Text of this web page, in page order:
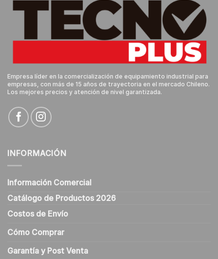
Empresa líder en la comercialización de equipamiento industrial para
empresas, con más de 15 años de trayectoria en el mercado Chileno.
Los mejores precios y atención de nivel garantizada.
INFORMACIÓN
Información Comercial
Catálogo de Productos 2026
Costos de Envío
Cómo Comprar
Garantía y Post Venta